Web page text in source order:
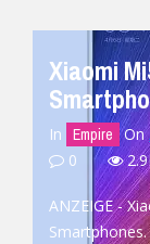
Xiaomi
In Empire On
0
ANZEIGE -